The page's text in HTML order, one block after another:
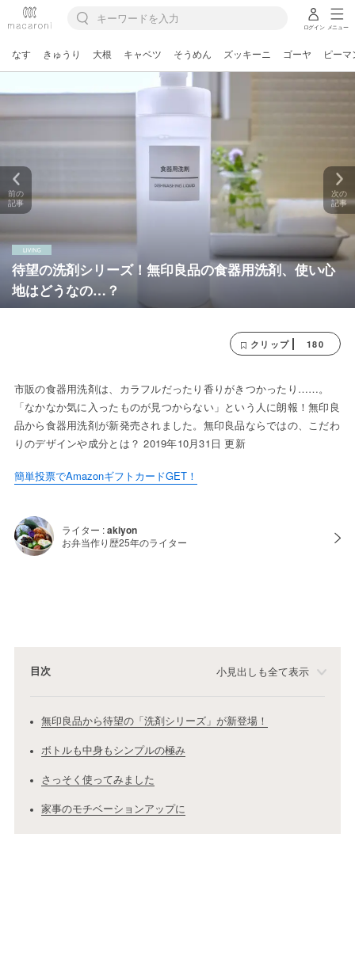
ログイン メニュー
なす きゅうり 大根 キャベツ そうめん ズッキーニ ゴーヤ ピーマ
待望の洗剤シリーズ！無印良品の食器用洗剤、使い心
地はどうなの…？
前の
記事
次の
記事
クリップ 180
市販の食器用洗剤は、カラフルだったり香りがきつかったり……。
「なかなか気に入ったものが見つからない」という人に朗報！無印良
品から食器用洗剤が新発売されました。無印良品ならではの、こだわ
りのデザインや成分とは？ 2019年10月31日 更新
簡単投票でAmazonギフトカードGET！
ライター :akiyon
お弁当作り歴25年のライター
目次 小見出しも全て表示
無印良品から待望の「洗剤シリーズ」が新登場！
ボトルも中身もシンプルの極み
さっそく使ってみました
家事のモチベーションアップに